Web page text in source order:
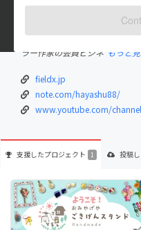
出身国：日本 出身地：兵庫県
林 周平 (Shuhei Hayashi) フィ
人企業共創支援機構 理事
ラー作家の会員ビジネ もっと
fieldx.jp
note.com/hayashu88/
www.youtube.com/
支援したプロジェクト 1 投稿